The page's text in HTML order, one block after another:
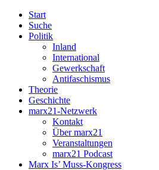
Start
Suche
Politik
Inland
International
Gewerkschaft
Antifaschismus
Theorie
Geschichte
marx21-Netzwerk
Kontakt
Über marx21
Veranstaltungen
marx21 Podcast
Marx Is’ Muss-Kongress